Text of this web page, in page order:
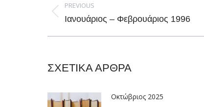
navigation
PREVIOUS
Previous
Ιανουάριος – Φεβρουάριος 1996
ΣΧΕΤΙΚΑ ΑΡΘΡΑ
Οκτώβριος 2025